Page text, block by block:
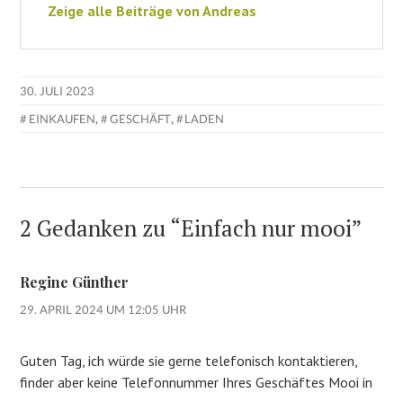
Zeige alle Beiträge von Andreas
30. JULI 2023
EINKAUFEN, GESCHÄFT, LADEN
2 Gedanken zu “Einfach nur mooi”
Regine Günther
29. APRIL 2024 UM 12:05 UHR
Guten Tag, ich würde sie gerne telefonisch kontaktieren,
finder aber keine Telefonnummer Ihres Geschäftes Mooi in